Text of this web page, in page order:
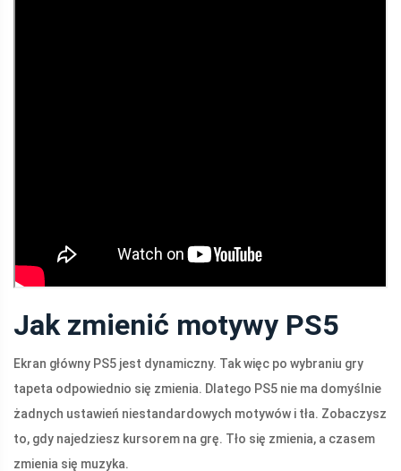
Jak zmienić motywy PS5
Ekran główny PS5 jest dynamiczny. Tak więc po wybraniu gry
tapeta odpowiednio się zmienia. Dlatego PS5 nie ma domyślnie
żadnych ustawień niestandardowych motywów i tła. Zobaczysz
to, gdy najedziesz kursorem na grę. Tło się zmienia, a czasem
zmienia się muzyka.